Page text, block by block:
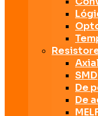
SMD
De
De